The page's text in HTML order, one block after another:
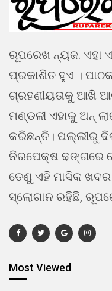
ରୂପରେଖ ନ୍ୟଜ. ଏହା
ପ୍ରକାଶିତ ହୁଏ ।
ଗ୍ରହଣୀୟତାକୁ ଆଖି
ମଣ୍ଡଳୀ ଏହାକୁ ଅନ୍
କରିଛନ୍ତି। ପଲ୍ଲୀରୁ
ନିରପେକ୍ଷ ଢଙ୍ଗରେ
ତେଣୁ ଏହି ମାସିକ
ସ୍ଲୋଗାନ ରହିଛି,
Most Viewed